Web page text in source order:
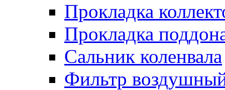
Прокладка
Прокладка
Сальник коленвала
Фильтр